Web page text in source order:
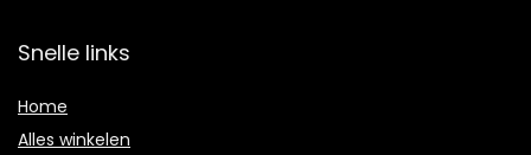
Snelle links
Home
Alles winkelen